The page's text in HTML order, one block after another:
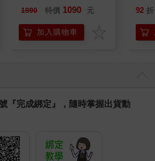
泳心率血氧藍牙通話腕
1990 特價 1090 元
加入購物車
92 折
『完成綁定』，隨時掌握出貨動